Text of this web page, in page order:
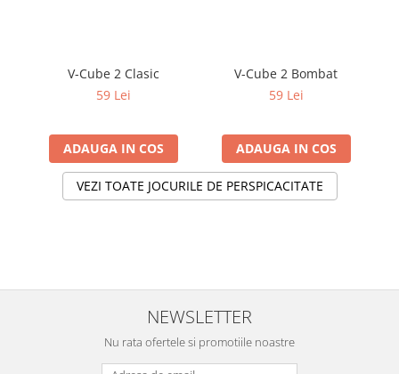
V-Cube 2 Clasic
59 Lei
ADAUGA IN COS
V-Cube 2 Bombat
59 Lei
ADAUGA IN COS
VEZI TOATE JOCURILE DE PERSPICACITATE
NEWSLETTER
Nu rata ofertele si promotiile noastre